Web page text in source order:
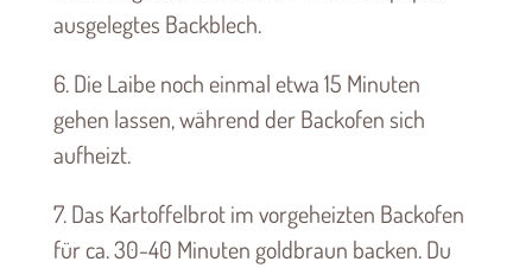
ausgelegtes Backblech.
6. Die Laibe noch einmal etwa 15 Minuten
gehen lassen, während der Backofen sich
aufheizt.
7. Das Kartoffelbrot im vorgeheizten Backofen
für ca. 30-40 Minuten goldbraun backen. Du